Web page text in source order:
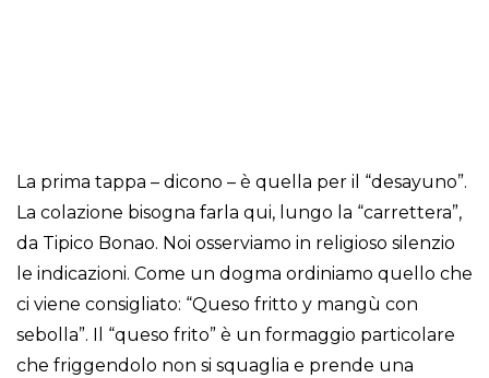
La prima tappa – dicono – è quella per il “desayuno”.
La colazione bisogna farla qui, lungo la “carrettera”,
da Tipico Bonao. Noi osserviamo in religioso silenzio
le indicazioni. Come un dogma ordiniamo quello che
ci viene consigliato: “Queso fritto y mangù con
sebolla”. Il “queso frito” è un formaggio particolare
che friggendolo non si squaglia e prende una